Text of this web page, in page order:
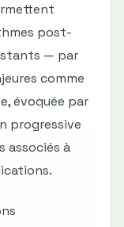
post-
— par
comme
évoquée par
progressive
associés à